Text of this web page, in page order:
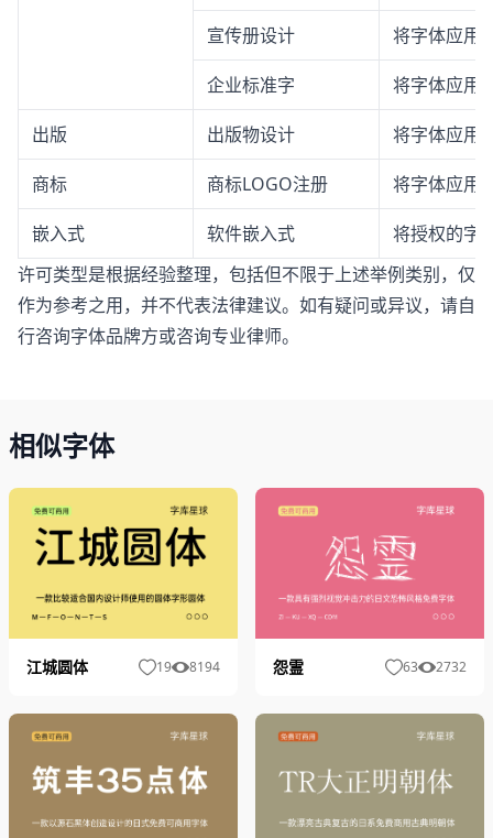
宣传册设计 将字体应用
企业标准字 将字体应用
出版 出版物设计 将字体应用
商标 商标LOGO注册 将字体应用
嵌入式 软件嵌入式
将授权的字
许可类型是根据经验整理，包括但不限于上述举例类别，仅
作为参考之用，并不代表法律建议。如有疑问或异议，请自
行咨询字体品牌方或咨询专业律师。
相似字体
江城圆体 19 8194 怨霊 63 2732